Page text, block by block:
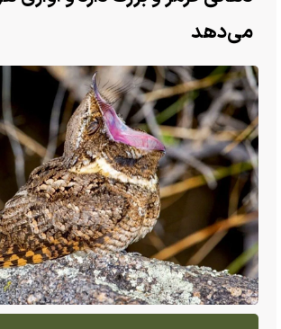
می‌دهد